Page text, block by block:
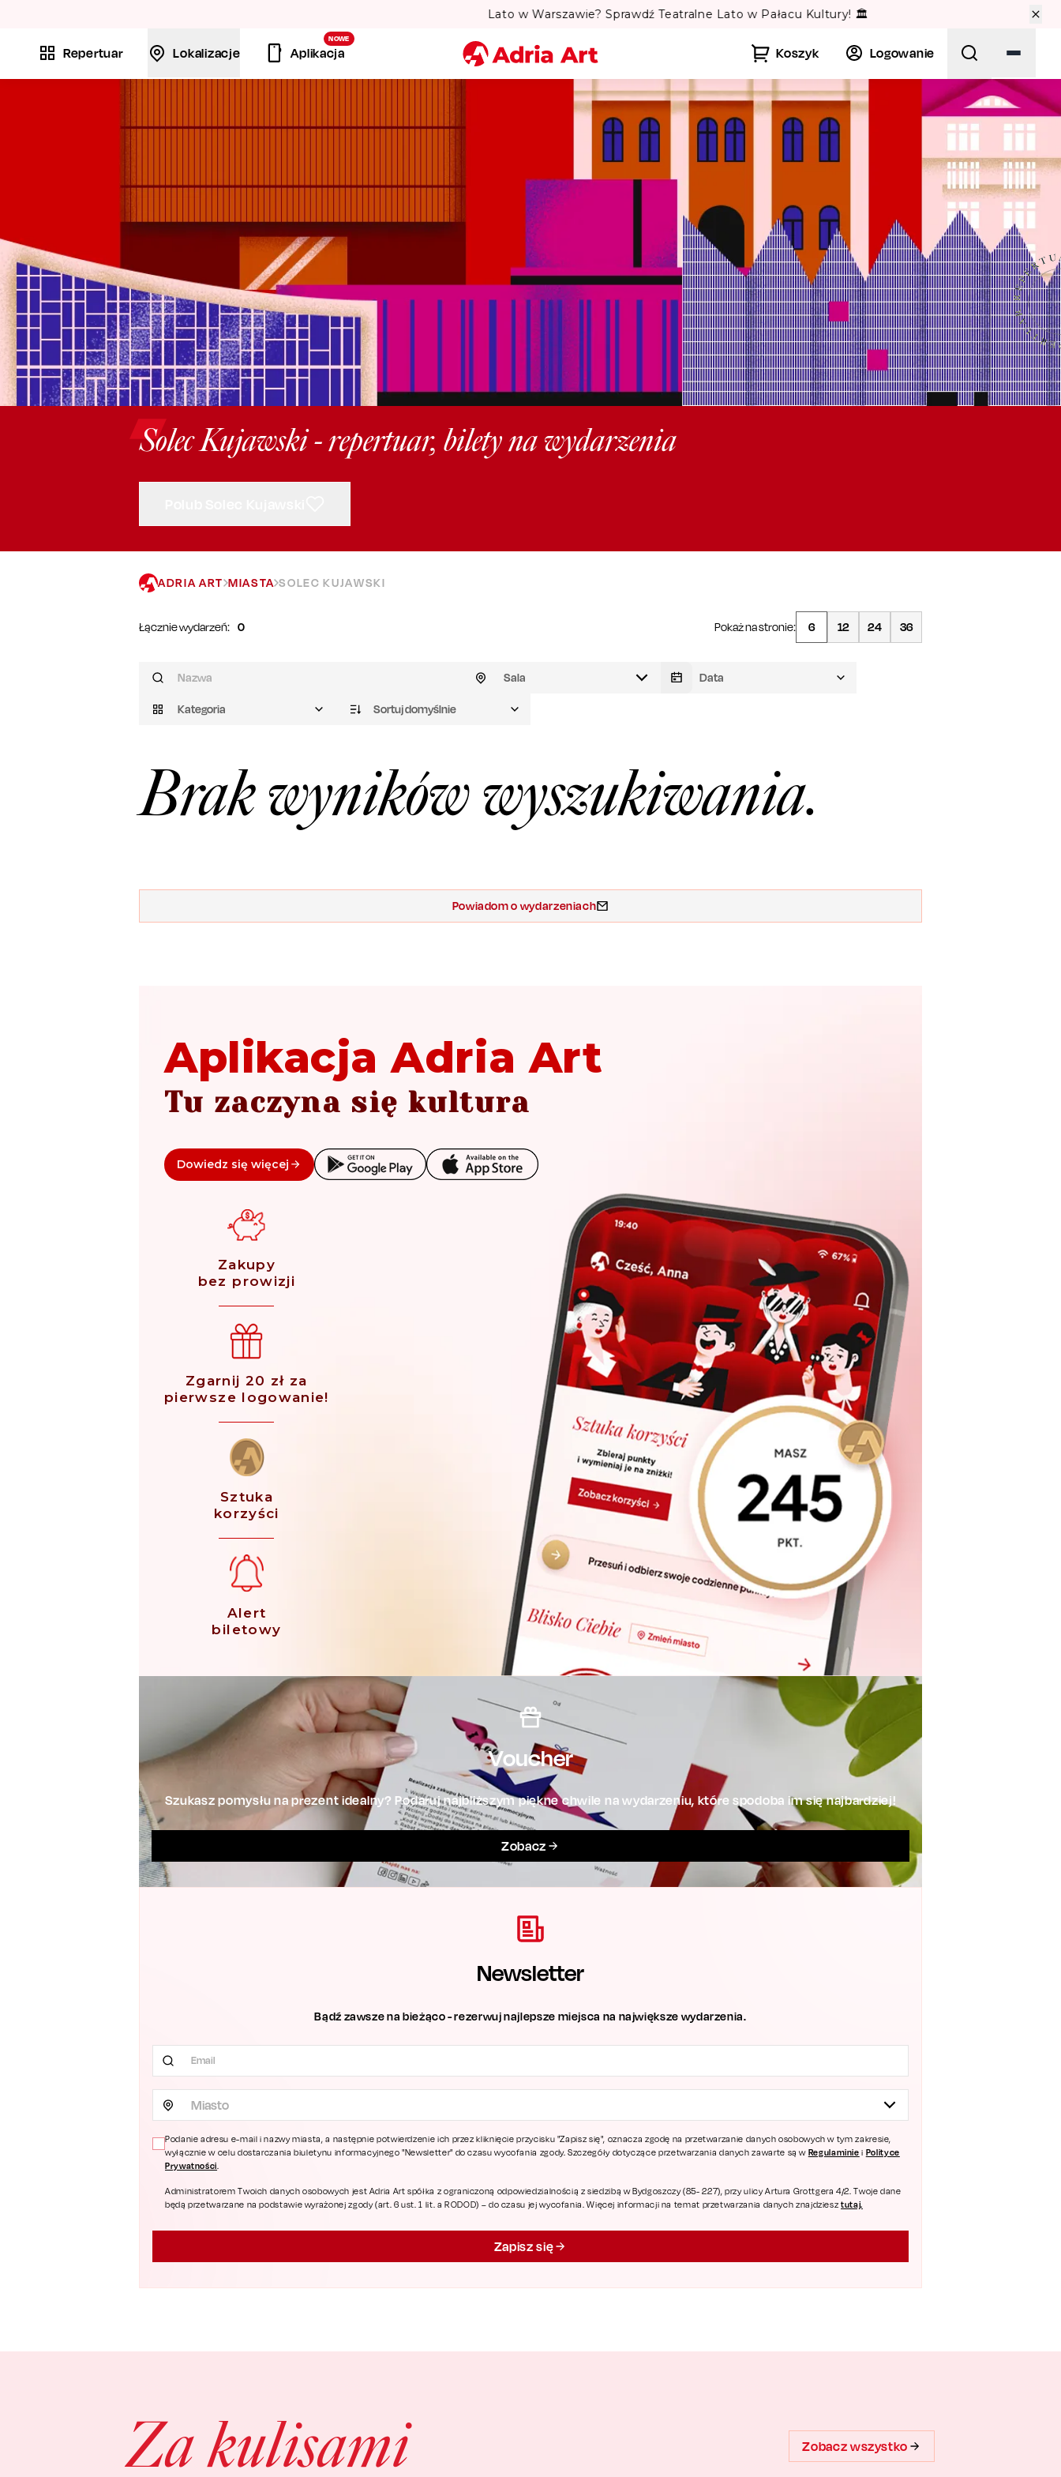
Lato w Warszawie? Sprawdź Teatralne Lato w Pałacu Kultury! 🏛️
Repertuar Lokalizacje
NOWE
Aplikacja Koszyk Logowanie
Miasto
Szukaj
Solec Kujawski - repertuar, bilety na wydarzenia
ADRIA ART MIASTA SOLEC KUJAWSKI
Łącznie wydarzeń: 0 Pokaż na stronie: 6 12 24 36
Sala
Kategoria Sortuj domyślnie
Brak wyników wyszukiwania.
Powiadom o wydarzeniach
Aplikacja Adria Art
Tu zaczyna się kultura
Dowiedz się więcej
Zakupy
bez prowizji
Zgarnij 20 zł za
pierwsze logowanie!
Sztuka
korzyści
Alert
biletowy
Voucher
Szukasz pomysłu na prezent idealny? Podaruj najbliższym piękne chwile na wydarzeniu, które spodoba im się najbardziej!
Zobacz
Newsletter
Bądź zawsze na bieżąco - rezerwuj najlepsze miejsca na największe wydarzenia.
Miasto
Podanie adresu e-mail i nazwy miasta, a następnie potwierdzenie ich przez kliknięcie przycisku "Zapisz się", oznacza zgodę na przetwarzanie danych osobowych w tym zakresie,
wyłącznie w celu dostarczania biuletynu informacyjnego "Newsletter" do czasu wycofania zgody. Szczegóły dotyczące przetwarzania danych zawarte są w Regulaminie i Polityce
Prywatności.
Administratorem Twoich danych osobowych jest Adria Art spółka z ograniczoną odpowiedzialnością z siedzibą w Bydgoszczy (85- 227), przy ulicy Artura Grottgera 4/2. Twoje dane
będą przetwarzane na podstawie wyrażonej zgody (art. 6 ust. 1 lit. a RODOD) – do czasu jej wycofania. Więcej informacji na temat przetwarzania danych znajdziesztutaj.
Zapisz się
Za kulisami Zobacz wszystko